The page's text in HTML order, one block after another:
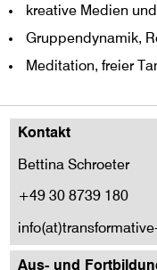
kreative Medien
Gruppendynamik,
Meditation, freier
Kontakt
Bettina Schroeter
+49 30 8739 180
Aus- und